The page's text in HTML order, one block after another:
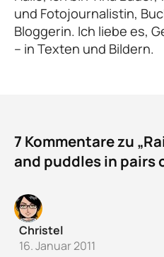
und Fotojournalistin,
Bloggerin. Ich liebe es,
– in Texten und Bildern.
7 Kommentare zu
and puddles in pairs
Christel
16. Januar 2011